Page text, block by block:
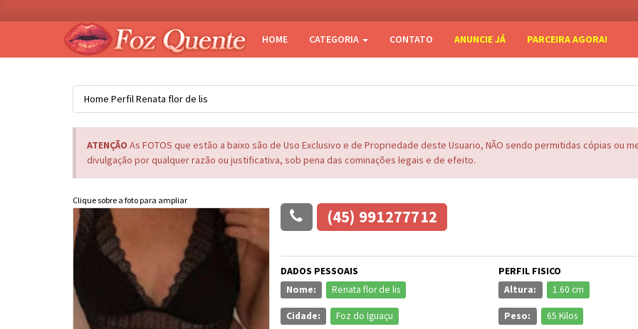
HOME CATEGORIA CONTATO ANUNCIE JÁ PARCEIRA AGORA!
Home PerfilRenata flor de lis
ATENÇÃO As FOTOS que estão a baixo são de Uso Exclusivo e de Propriedade deste Usuario, NÃO sendo permitidas cópias ou
divulgação por qualquer razão ou justificativa, sob pena das cominações legais e de efeito.
Clique sobre a foto para ampliar
(45) 991277712
DADOS PESSOAIS
Nome: Renata flor de lis
Cidade: Foz do Iguaçu
PERFIL FISICO
Altura: 1.60 cm
Peso: 65 Kilos